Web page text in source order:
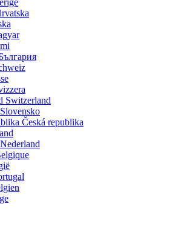
Switzerland
Slovensko
Česká republika
Nederland